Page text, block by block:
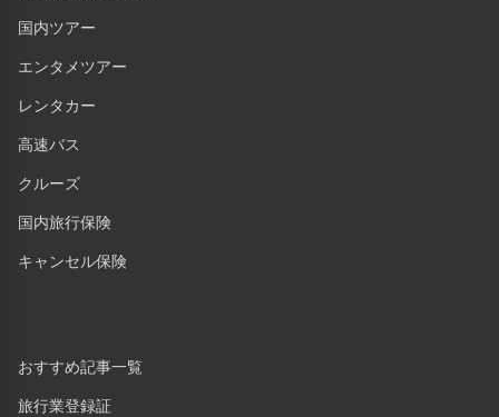
国内ツアー
エンタメツアー
レンタカー
高速バス
クルーズ
国内旅行保険
キャンセル保険
おすすめ記事一覧
旅行業登録証